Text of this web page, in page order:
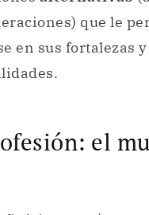
el
está vinculada con
así a la